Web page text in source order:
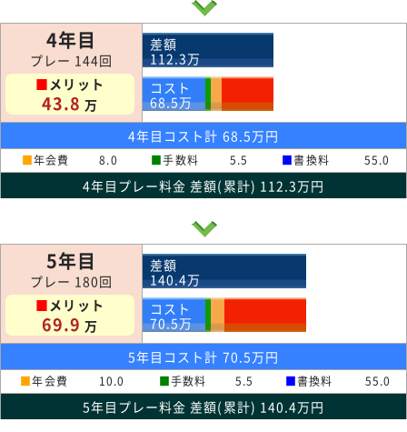
4年目
プレー 144回
■メリット
43.8 万
差額
112.3万
コスト
68.5万
4年目コスト計 68.5万円
■年会費 8.0 ■手数料 5.5 ■書換料 55.0
4年目プレー料金 差額(累計) 112.3万円
5年目
プレー 180回
■メリット
69.9 万
差額
140.4万
コスト
70.5万
5年目コスト計 70.5万円
■年会費 10.0 ■手数料 5.5 ■書換料 55.0
5年目プレー料金 差額(累計) 140.4万円